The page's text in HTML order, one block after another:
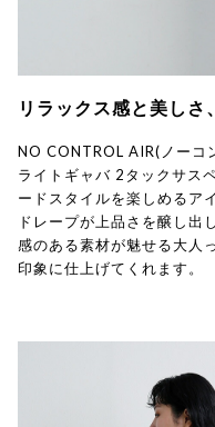
リラックス感と美しさ
NO CONTROL AIR(ノーコ
ライトギャバ 2タックサス
ードスタイルを楽しめるア
ドレープが上品さを醸し出
感のある素材が魅せる大人
印象に仕上げてくれます。